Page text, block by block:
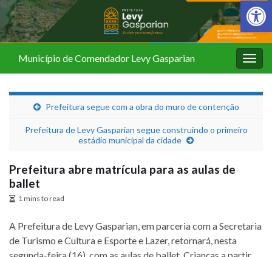
Barra de
Município de Comendador Levy Gasparian
Prefeitura segue com a obra do muro de contenção
Prefeitura de Levy Gasparian segue construindo o primeiro
estádio municipal da cidade
Prefeitura abre matrícula para as aulas de
ballet
1 mins to read
A Prefeitura de Levy Gasparian, em parceria com a Secretaria
de Turismo e Cultura e Esporte e Lazer, retornará, nesta
segunda-feira (16), com as aulas de ballet. Crianças a partir